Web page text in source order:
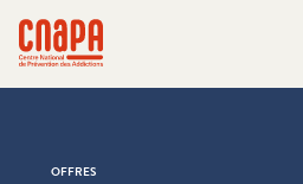
cnapa
OFFRES